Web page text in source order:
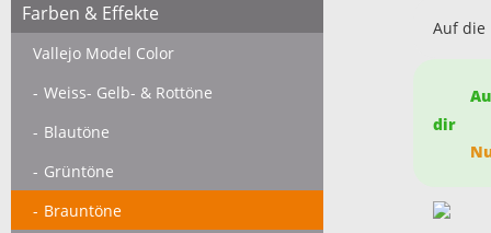
Farben & Effekte
Vallejo Model Color
Weiss- Gelb- & Rottöne
Blautöne
Grüntöne
Brauntöne
Auf die
dir